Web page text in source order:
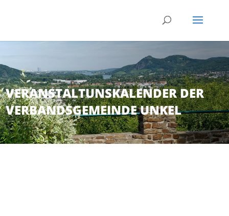
VERANSTALTUNSKALENDER DER
VERBANDSGEMEINDE UNKEL